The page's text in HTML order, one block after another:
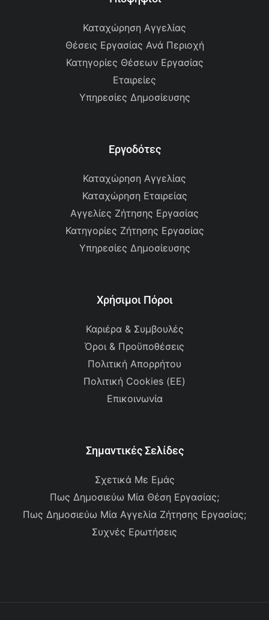
Καταχώρηση Αγγελίας
Θέσεις Εργασίας Ανά Περιοχή
Κατηγορίες Θέσεων Εργασίας
Εταιρείες
Υπηρεσίες Δημοσίευσης
Εργοδότες
Καταχώρηση Αγγελίας
Καταχώρηση Εταιρείας
Αγγελίες Ζήτησης Εργασίας
Κατηγορίες Ζήτησης Εργασίας
Υπηρεσίες Δημοσίευσης
Χρήσιμοι Πόροι
Καριέρα & Συμβουλές
Όροι & Προϋποθέσεις
Πολιτική Απορρήτου
Πολιτική Cookies (ΕΕ)
Επικοινωνία
Σημαντικές Σελίδες
Σχετικά Με Εμάς
Πως Δημοσιεύω Μία Θέση Εργασίας;
Πως Δημοσιεύω Μία Αγγελία Ζήτησης Εργασίας;
Συχνές Ερωτήσεις